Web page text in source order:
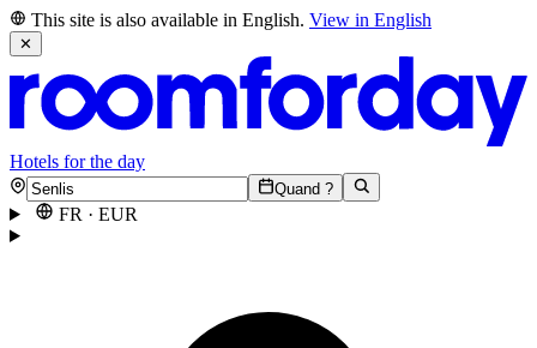
This site is also available in English. View in English
✕
Hotels for the day
Quand ?
FR · EUR